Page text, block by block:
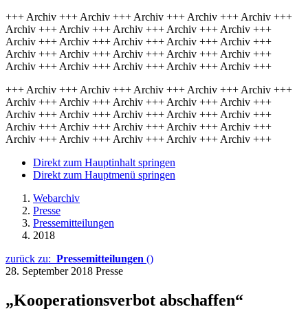
+++ Archiv +++ Archiv +++ Archiv +++ Archiv +++ Archiv +++
Archiv +++ Archiv +++ Archiv +++ Archiv +++ Archiv +++
Archiv +++ Archiv +++ Archiv +++ Archiv +++ Archiv +++
Archiv +++ Archiv +++ Archiv +++ Archiv +++ Archiv +++
Archiv +++ Archiv +++ Archiv +++ Archiv +++ Archiv +++
+++ Archiv +++ Archiv +++ Archiv +++ Archiv +++ Archiv +++
Archiv +++ Archiv +++ Archiv +++ Archiv +++ Archiv +++
Archiv +++ Archiv +++ Archiv +++ Archiv +++ Archiv +++
Archiv +++ Archiv +++ Archiv +++ Archiv +++ Archiv +++
Archiv +++ Archiv +++ Archiv +++ Archiv +++ Archiv +++
Direkt zum Hauptinhalt springen
Direkt zum Hauptmenü springen
Webarchiv
Presse
Pressemitteilungen
2018
zurück zu: Pressemitteilungen ()
28. September 2018 Presse
„Kooperationsverbot abschaffen“